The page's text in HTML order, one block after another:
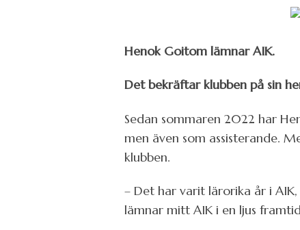
Henok Goitom lämnar AIK.
Det bekräftar klubben på sin
Sedan sommaren 2022 har
men även som assisterande.
klubben.
– Det har varit lärorika år i
lämnar mitt AIK i en ljus